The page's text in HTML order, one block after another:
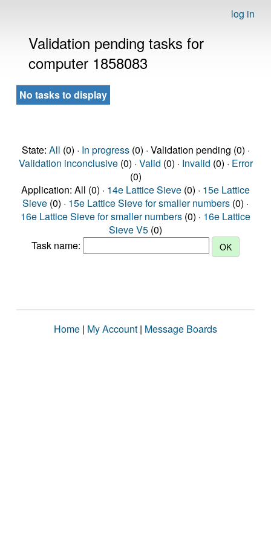
log in
Validation pending tasks for
computer 1858083
No tasks to display
State: All (0) · In progress(0) · Validation pending (0) ·
Validation inconclusive(0) · Valid (0) · Invalid (0) · Error
(0)
Application: All (0) · 14e Lattice Sieve (0) · 15e Lattice
Sieve (0) · 15e Lattice Sieve for smaller numbers (0) ·
16e Lattice Sieve for smaller numbers (0) · 16e Lattice
Sieve V5 (0)
Task name:
Home | My Account | Message Boards